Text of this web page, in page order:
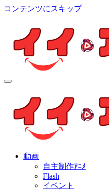
コンテンツにスキップ
個人制作アニメを中心とした
動画
自主制作ｱﾆﾒ
Flash
イベント